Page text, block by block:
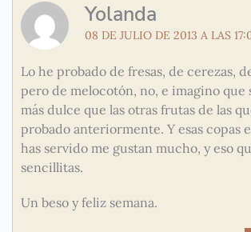
Yolanda
08 DE JULIO DE 2013 A LAS
Lo he probado de fresas, de cerezas,
pero de melocotón, no, e imagino que
más dulce que las otras frutas de las
probado anteriormente. Y esas copas
has servido me gustan mucho, y eso
sencillitas.
Un beso y feliz semana.